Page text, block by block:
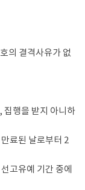
의 결격사유가 없
집행을 받지 아니하
료된 날로부터 2
고유예 기간 중에